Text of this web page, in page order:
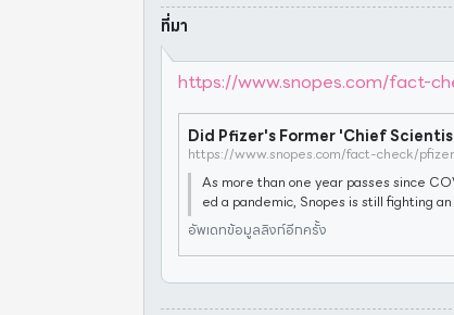
ที่มา
https://www.snopes.com/fact-
https://www.snopes.com/fact-check/
As more than one year passes since
ed a pandemic, Snopes is still fighting an
mors and misinformation, and you can
we’ve learned and how to inoc
อัพเดทข้อมูลลิงก์อีกครั้ง